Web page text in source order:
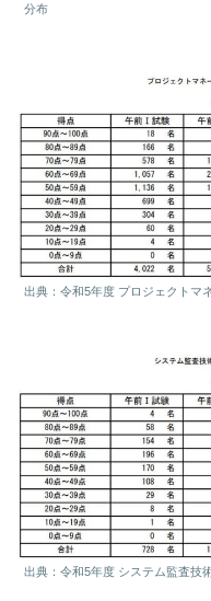
分布
出典：令和5年度 プロジェクト
出典：令和5年度 システム監査